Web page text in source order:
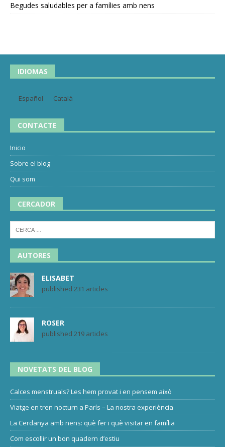
Begudes saludables per a famílies amb nens
IDIOMAS
Español Català
CONTACTE
Inicio
Sobre el blog
Qui som
CERCADOR
AUTORES
ELISABET
published 231 articles
ROSER
published 219 articles
NOVETATS DEL BLOG
Calces menstruals? Les hem provat i en pensem això
Viatge en tren nocturn a París – La nostra experiència
La Cerdanya amb nens: què fer i què visitar en família
Com escollir un bon quadern d’estiu